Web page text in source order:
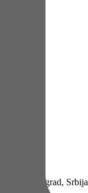
Novi Beograd, Srbija